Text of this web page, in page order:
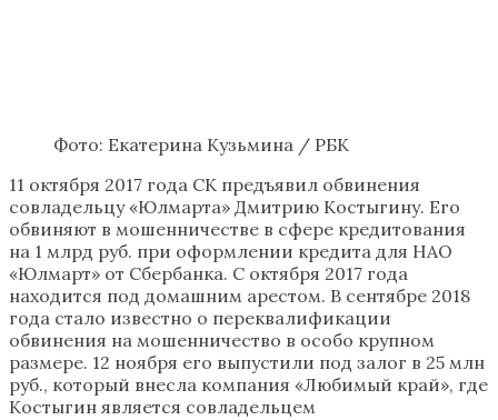
Фото: Екатерина Кузьмина / РБК
11 октября 2017 года СК предъявил обвинения
совладельцу «Юлмарта» ​Дмитрию Костыгину. Его
обвиняют в мошенничестве в сфере кредитования
на 1 млрд руб. при оформлении кредита для НАО
«Юлмарт» от Сбербанка. С октября 2017 года
находится под домашним арестом. ​В сентябре 2018
года стало известно о переквалификации
обвинения на мошенничество в особо крупном
размере. ​12 ноября его выпустили под залог в 25 млн
руб., который внесла компания «Любимый край», где
Костыгин является совладельцем